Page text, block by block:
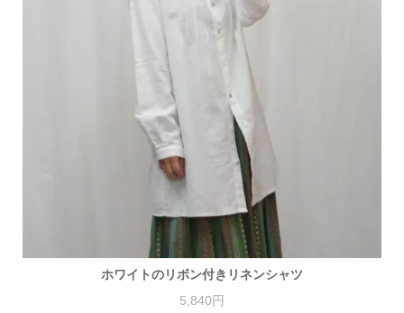
ホワイトのリボン付きリネンシャツ
5,840円